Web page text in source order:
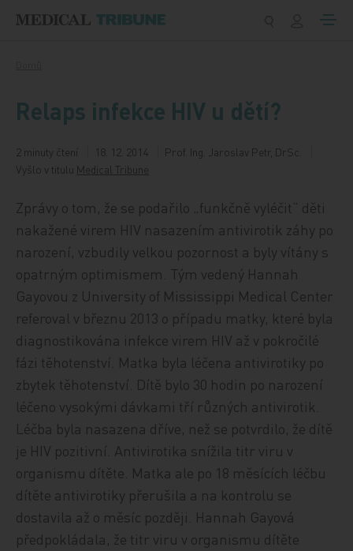
Relaps infekce HIV u dětí?
2 minuty čtení 18. 12. 2014
Prof. Ing. Jaroslav Petr, DrSc.
Vyšlo v titulu Medical Tribune
Zprávy o tom, že se podařilo „funkčně vyléčit“ děti
nakažené virem HIV nasazením antivirotik záhy po
narození, vzbudily velkou pozornost a byly vítány s
opatrným optimismem. Tým vedený Hannah
Gayovou z University of Mississippi Medical Center
referoval v březnu 2013 o případu matky, které byla
diagnostikována infekce virem HIV až v pokročilé
fázi těhotenství. Matka byla léčena antivirotiky po
zbytek těhotenství. Dítě bylo 30 hodin po narození
léčeno vysokými dávkami tří různých antivirotik.
Léčba byla nasazena dříve, než se potvrdilo, že dítě
je HIV pozitivní. Antivirotika snížila titr viru v
organismu dítěte. Matka ale po 18 měsících léčbu
dítěte antivirotiky přerušila a na kontrolu se
dostavila až o měsíc později. Hannah Gayová
předpokládala, že titr viru v organismu dítěte